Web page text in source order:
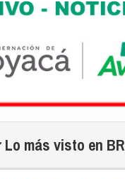
Lo más visto en BR